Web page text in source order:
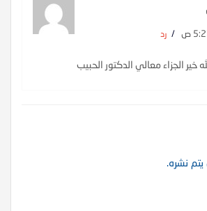
/ رد
خير الجزاء معالي الدكتور الحبيب
يتم نشره.